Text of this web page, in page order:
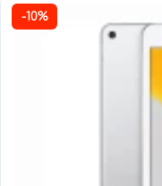
-10%